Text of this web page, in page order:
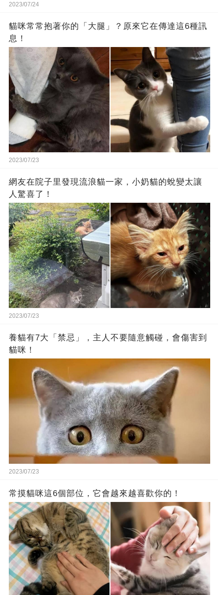
2023/07/24
貓咪常常抱著你的「大腿」？原來它在傳達這6種訊
息！
2023/07/23
網友在院子里發現流浪貓一家，小奶貓的蛻變太讓
人驚喜了！
2023/07/23
養貓有7大「禁忌」，主人不要隨意觸碰，會傷害到
貓咪！
2023/07/23
常摸貓咪這6個部位，它會越來越喜歡你的！